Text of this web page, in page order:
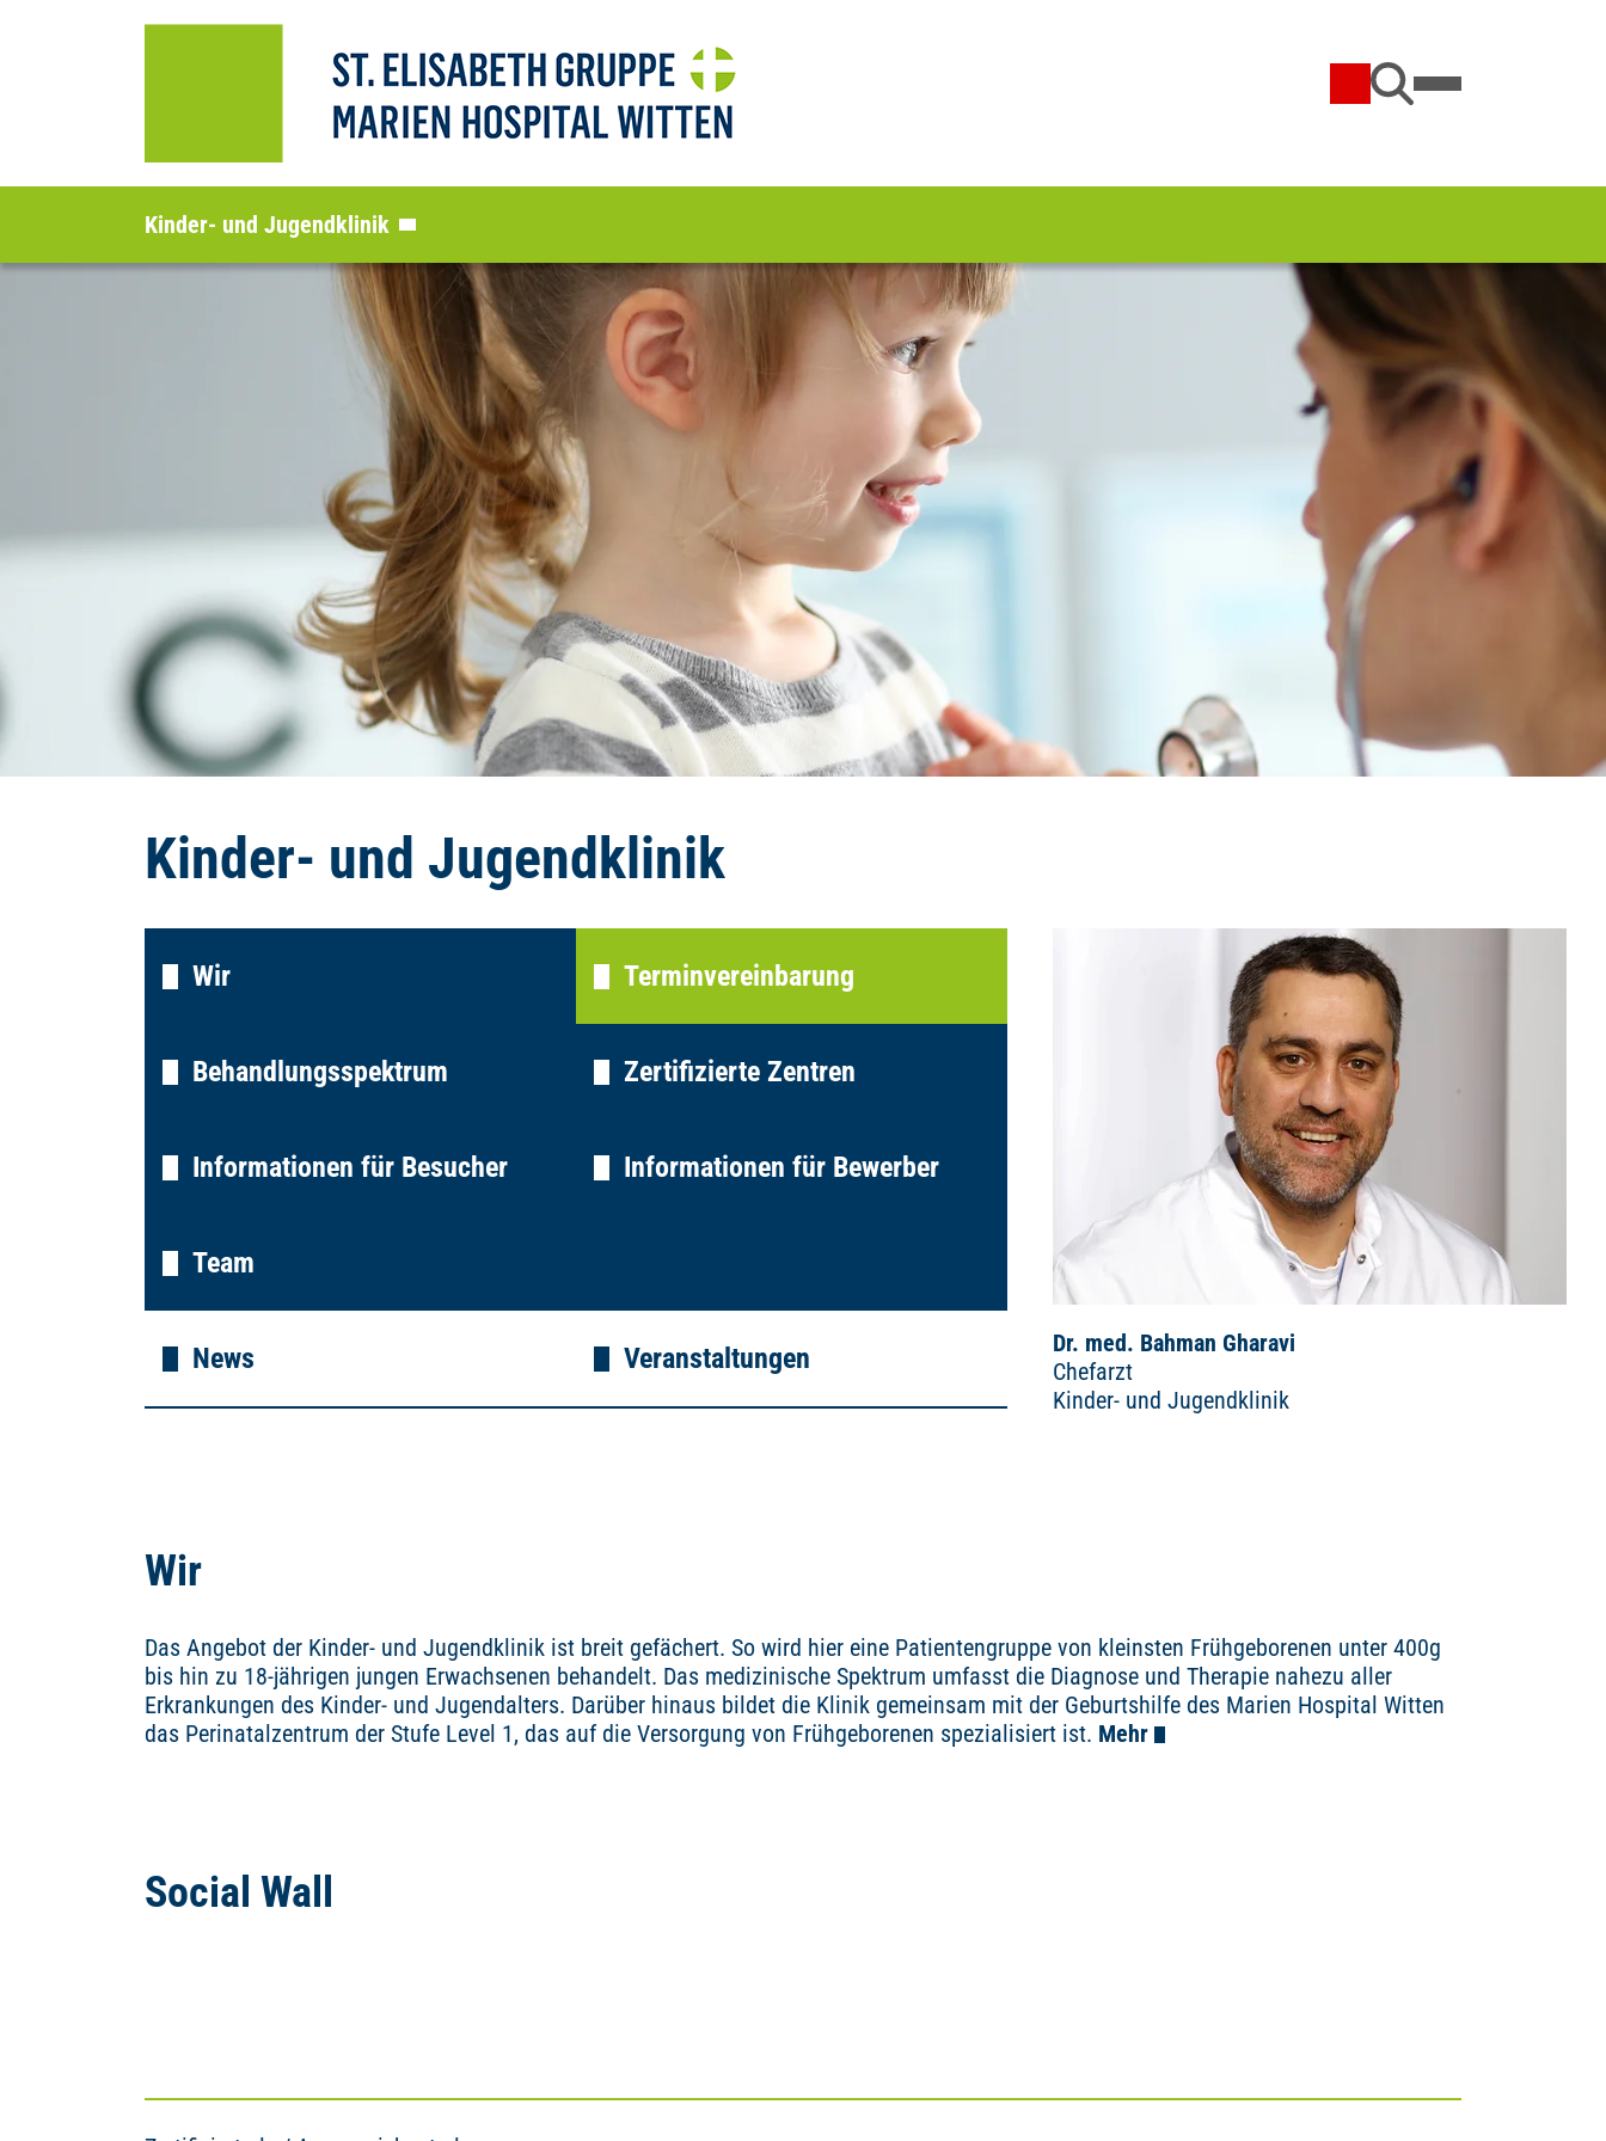
Kinder- und Jugendklinik
Kinder- und Jugendklinik
Wir Terminvereinbarung
Behandlungsspektrum Zertifizierte Zentren
Informationen für Besucher Informationen für Bewerber
Team
News Veranstaltungen
Dr. med. Bahman Gharavi
Chefarzt
Kinder- und Jugendklinik
Wir
Das Angebot der Kinder- und Jugendklinik ist breit gefächert. So wird hier eine Patientengruppe von kleinsten Frühgeborenen unter 400g
bis hin zu 18-jährigen jungen Erwachsenen behandelt. Das medizinische Spektrum umfasst die Diagnose und Therapie nahezu aller
Erkrankungen des Kinder- und Jugendalters. Darüber hinaus bildet die Klinik gemeinsam mit der Geburtshilfe des Marien Hospital Witten
das Perinatalzentrum der Stufe Level 1, das auf die Versorgung von Frühgeborenen spezialisiert ist. Mehr
Social Wall